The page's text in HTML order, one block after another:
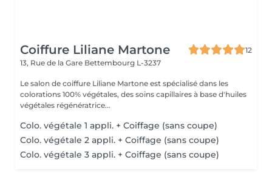
Coiffure Liliane Martone
12
13, Rue de la Gare Bettembourg L-3237
Le salon de coiffure Liliane Martone est spécialisé dans les
colorations 100% végétales, des soins capillaires à base d'huiles
végétales régénératrice...
Colo. végétale 1 appli. + Coiffage (sans coupe)
Colo. végétale 2 appli. + Coiffage (sans coupe)
Colo. végétale 3 appli. + Coiffage (sans coupe)